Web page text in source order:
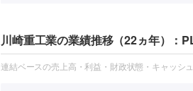
川崎重工業の業績推移（22ヵ年）：
連結ベースの売上高・利益・財政状態・キャッシ